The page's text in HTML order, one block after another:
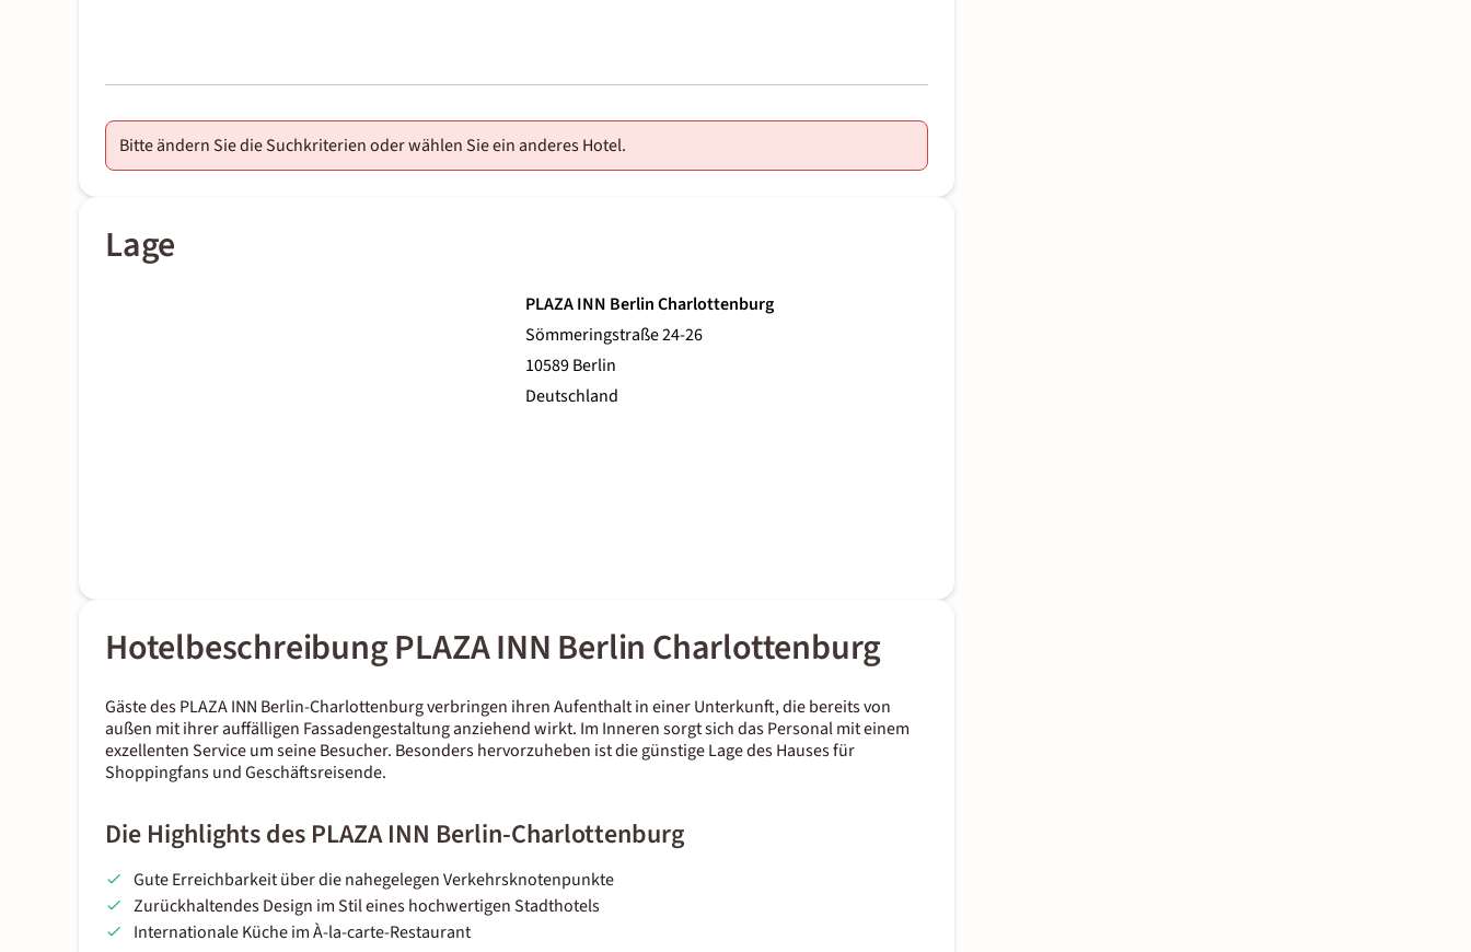
01-02
Bitte ändern Sie die Suchkriterien oder wählen Sie ein anderes Hotel.
Lage
PLAZA INN Berlin Charlottenburg
Sömmeringstraße 24-26
10589 Berlin
Deutschland
Hotelbeschreibung PLAZA INN Berlin Charlottenburg
Gäste desPLAZA INN Berlin-Charlottenburgverbringen ihren Aufenthalt in einer Unterkunft, die bereits von
außen mit ihrer auffälligen Fassadengestaltung anziehend wirkt. Im Inneren sorgt sich das Personal mit einem
exzellenten Service um seine Besucher. Besonders hervorzuheben ist die günstige Lage des Hauses für
Shoppingfans und Geschäftsreisende.
Die Highlights des PLAZA INN Berlin-Charlottenburg
Gute Erreichbarkeit über die nahegelegen Verkehrsknotenpunkte
Zurückhaltendes Design im Stil eines hochwertigen Stadthotels
Internationale Küche im À-la-carte-Restaurant